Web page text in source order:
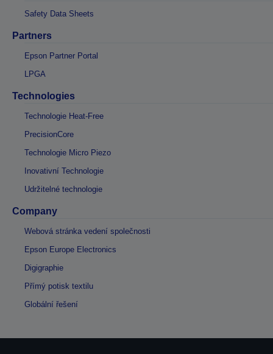
Safety Data Sheets
Partners
Epson Partner Portal
LPGA
Technologies
Technologie Heat-Free
PrecisionCore
Technologie Micro Piezo
Inovativní Technologie
Udržitelné technologie
Company
Webová stránka vedení společnosti
Epson Europe Electronics
Digigraphie
Přímý potisk textilu
Globální řešení